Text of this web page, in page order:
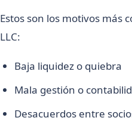
Estos son los motivos más
LLC:
Baja liquidez o quiebra
Mala gestión o
Desacuerdos entre